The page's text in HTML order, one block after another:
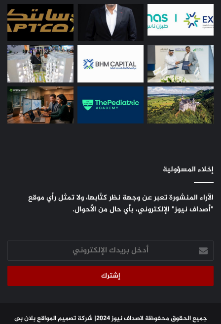
إخلاء المسؤولية
الآراء المنشورة تعبر عن وجهة نظر كتَّابها، ولا تمثل رأي موقع
"أصداف نيوز" الإلكتروني، بأي حال من الأحوال.
أدخل
بريدك
الإلكتروني
جميع الحقوق محفوظة لاصداف نيوز 2024| شركة تصميم المواقعبلان بى